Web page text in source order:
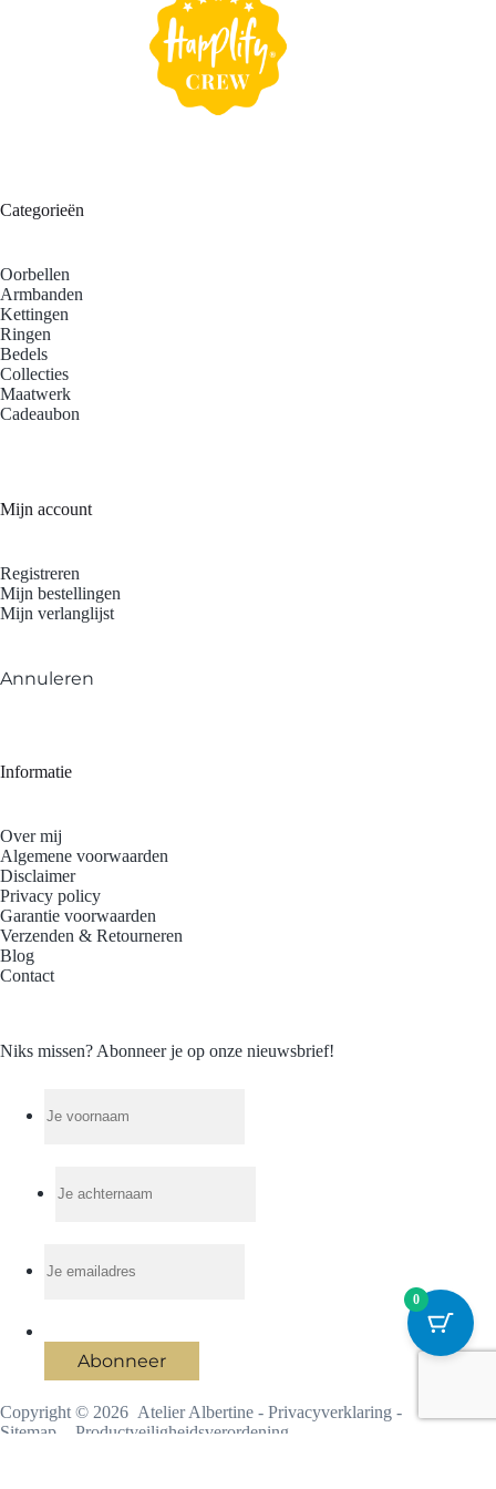
Categorieën
Oorbellen
Armbanden
Kettingen
Ringen
Bedels
Collecties
Maatwerk
Cadeaubon
Mijn account
Registreren
Mijn bestellingen
Mijn verlanglijst
Annuleren
Informatie
Over mij
Algemene voorwaarden
Disclaimer
Privacy policy
Garantie voorwaarden
Verzenden & Retourneren
Blog
Contact
Niks missen? Abonneer je op onze nieuwsbrief!
Abonneer
Copyright © 2026 Atelier Albertine - Privacyverklaring -
Sitemap
Productveiligheidsverordening
0